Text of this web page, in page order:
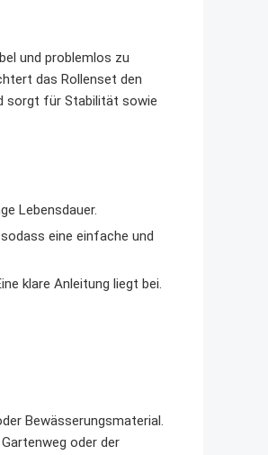
und problemlos zu
das Rollenset den
sorgt für Stabilität sowie
Lebensdauer.
eine einfache und
klare Anleitung liegt bei.
Bewässerungsmaterial.
oder der